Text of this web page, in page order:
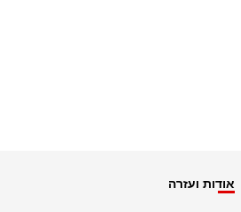
אודות ועזרה